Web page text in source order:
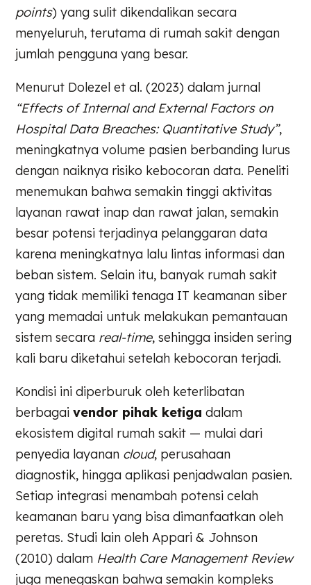
points) yang sulit dikendalikan secara
menyeluruh, terutama di rumah sakit dengan
jumlah pengguna yang besar.
Menurut Dolezel et al. (2023) dalam jurnal
“Effects of Internal and External Factors on
Hospital Data Breaches: Quantitative Study”,
meningkatnya volume pasien berbanding lurus
dengan naiknya risiko kebocoran data. Peneliti
menemukan bahwa semakin tinggi aktivitas
layanan rawat inap dan rawat jalan, semakin
besar potensi terjadinya pelanggaran data
karena meningkatnya lalu lintas informasi dan
beban sistem. Selain itu, banyak rumah sakit
yang tidak memiliki tenaga IT keamanan siber
yang memadai untuk melakukan pemantauan
sistem secara real-time, sehingga insiden sering
kali baru diketahui setelah kebocoran terjadi.
Kondisi ini diperburuk oleh keterlibatan
berbagaivendor pihak ketiga dalam
ekosistem digital rumah sakit — mulai dari
penyedia layanan cloud, perusahaan
diagnostik, hingga aplikasi penjadwalan pasien.
Setiap integrasi menambah potensi celah
keamanan baru yang bisa dimanfaatkan oleh
peretas. Studi lain oleh Appari & Johnson
(2010) dalam Health Care Management Review
juga menegaskan bahwa semakin kompleks